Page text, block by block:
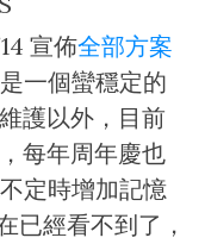
宣佈全部方案
一個蠻穩定的
護以外，目前
每年周年慶也
不定時增加記憶
已經看不到了，